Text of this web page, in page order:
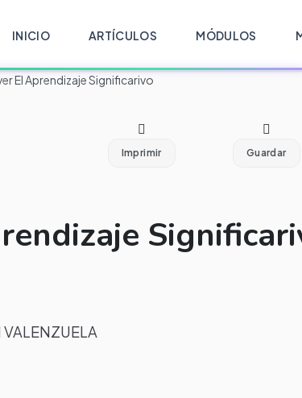
INICIO ARTÍCULOS MÓDULOS
El Aprendizaje Significarivo
Imprimir Guardar